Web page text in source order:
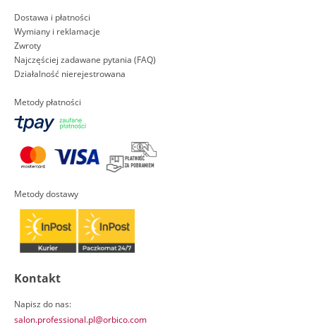
Dostawa i płatności
Wymiany i reklamacje
Zwroty
Najczęściej zadawane pytania (FAQ)
Działalność nierejestrowana
Metody płatności
Metody dostawy
Kontakt
Napisz do nas:
salon.professional.pl@orbico.com